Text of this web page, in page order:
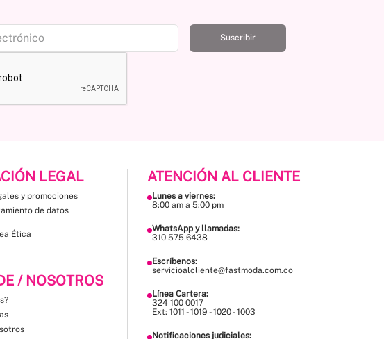
Suscribir
LEGAL
y promociones
de datos
Ética
/ NOSOTROS
ATENCIÓN AL CLIENTE
Lunes a viernes:
8:00 am a 5:00 pm
WhatsApp y llamadas:
310 575 6438
Escríbenos:
servicioalcliente@fastmoda.com.co
Línea Cartera:
324 100 0017
Ext: 1011 - 1019 - 1020 - 1003
Notificaciones judiciales: